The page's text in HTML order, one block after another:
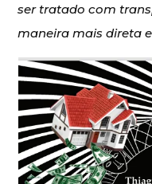
ser tratado com
maneira mais direta